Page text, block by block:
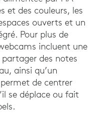
et des couleurs, les
ouverts et un
Pour plus de
incluent une
des notes
ainsi qu’un
de centrer
se déplace ou fait